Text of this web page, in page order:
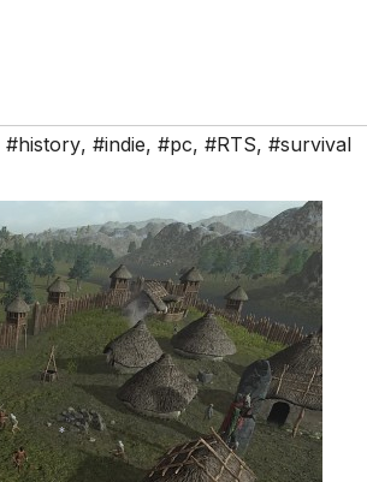
#history, #indie, #pc, #RTS, #survival
*